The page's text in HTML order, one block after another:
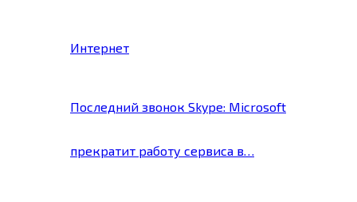
Интернет
Последний звонок Skype: Microsoft
прекратит работу сервиса в…